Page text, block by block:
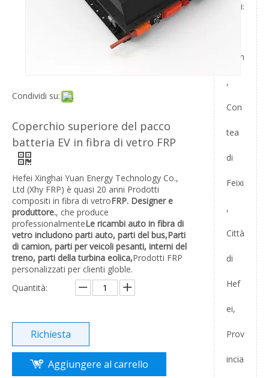
Condividi su:
Coperchio superiore del pacco
batteria EV in fibra di vetro FRP
Hefei Xinghai Yuan Energy Technology Co.,
Ltd (Xhy FRP) è quasi 20 anni Prodotti
compositi in fibra di vetroFRP. Designer e
produttore., che produce
professionalmenteLe ricambi auto in fibra di
vetro includono parti auto, parti del bus,Parti
di camion, parti per veicoli pesanti, interni del
treno, parti della turbina eolica,Prodotti FRP
personalizzati per clienti globle.
Quantità:
Richiesta
Aggiungere al carrello
ungi:
Dian
,
Con
tea
di
Feixi
,
Città
di
Hef
ei,
Prov
incia